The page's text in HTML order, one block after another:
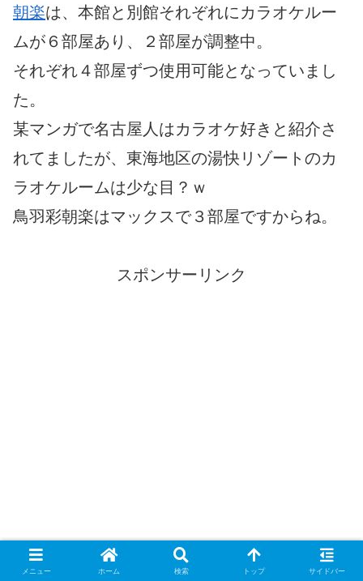
朝楽は、本館と別館それぞれにカラオケルー
ムが６部屋あり、２部屋が調整中。
それぞれ４部屋ずつ使用可能となっていまし
た。
某マンガで名古屋人はカラオケ好きと紹介さ
れてましたが、東海地区の湯快リゾートのカ
ラオケルームは少な目？ｗ
鳥羽彩朝楽はマックスで３部屋ですからね。
スポンサーリンク
メニュー ホーム 検索 トップ サイドバー